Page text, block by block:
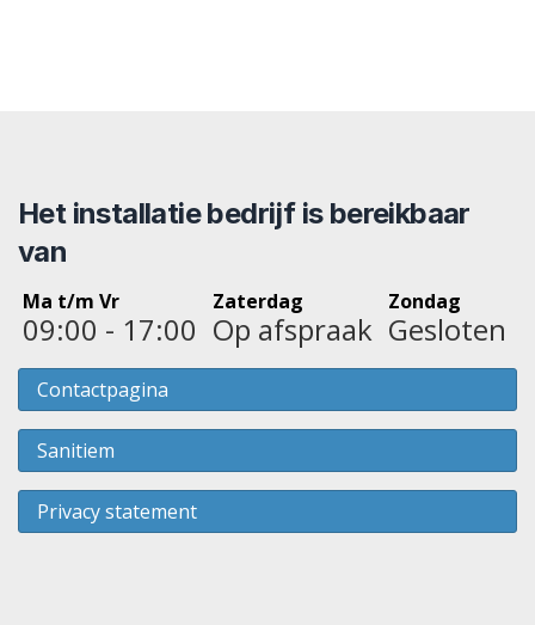
Het installatie bedrijf is bereikbaar
van
Ma t/m Vr
09:00 - 17:00
Zaterdag
Op afspraak
Zondag
Gesloten
Contactpagina
Sanitiem
Privacy statement